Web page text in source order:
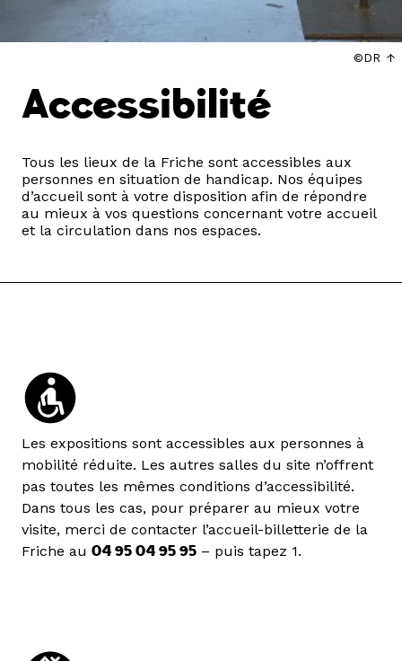
©DR
Accessibilité
Tous les lieux de la Friche sont accessibles aux
personnes en situation de handicap. Nos équipes
d’accueil sont à votre disposition afin de répondre
au mieux à vos questions concernant votre accueil
et la circulation dans nos espaces.
Les expositions sont accessibles aux personnes à
mobilité réduite. Les autres salles du site n’offrent
pas toutes les mêmes conditions d’accessibilité.
Dans tous les cas, pour préparer au mieux votre
visite, merci de contacter l’accueil-billetterie de la
Friche au 04 95 04 95 95 – puis tapez 1.